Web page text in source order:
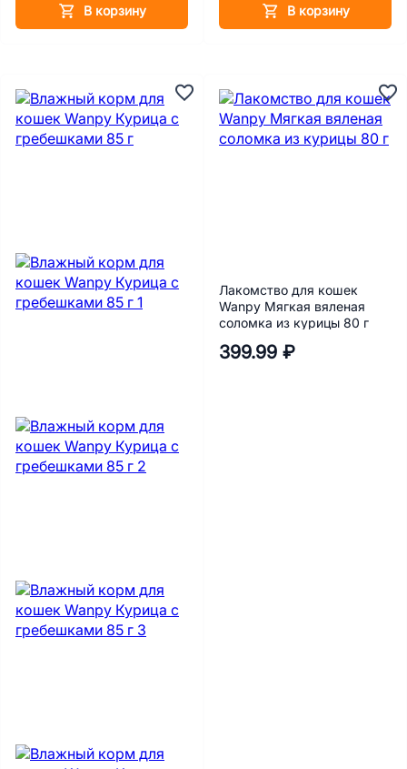
В корзину В корзину
Лакомство для кошек
Wanpy Мягкая вяленая
соломка из курицы 80 г
399.99 ₽